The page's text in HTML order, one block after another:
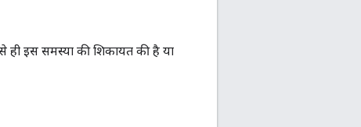
इस समस्या की शिकायत की है या